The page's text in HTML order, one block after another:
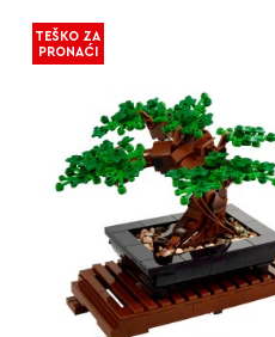
TEŠKO ZA
PRONAĆI